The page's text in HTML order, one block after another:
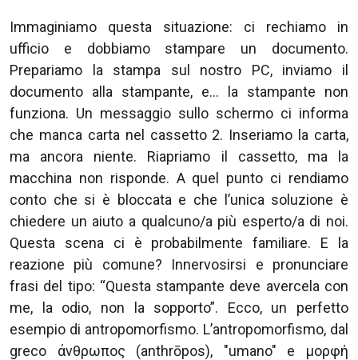
Immaginiamo questa situazione: ci rechiamo in
ufficio e dobbiamo stampare un documento.
Prepariamo la stampa sul nostro PC, inviamo il
documento alla stampante, e… la stampante non
funziona. Un messaggio sullo schermo ci informa
che manca carta nel cassetto 2. Inseriamo la carta,
ma ancora niente. Riapriamo il cassetto, ma la
macchina non risponde. A quel punto ci rendiamo
conto che si è bloccata e che l’unica soluzione è
chiedere un aiuto a qualcuno/a più esperto/a di noi.
Questa scena ci è probabilmente familiare. E la
reazione più comune? Innervosirsi e pronunciare
frasi del tipo: “Questa stampante deve avercela con
me, la odio, non la sopporto”. Ecco, un perfetto
esempio di antropomorfismo. L’antropomorfismo, dal
greco άνθρωπος (anthrōpos), "umano" e μορφή